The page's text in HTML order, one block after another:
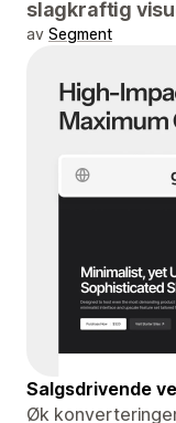
slagkraftig
av Segment
Salgsdrivende
Øk